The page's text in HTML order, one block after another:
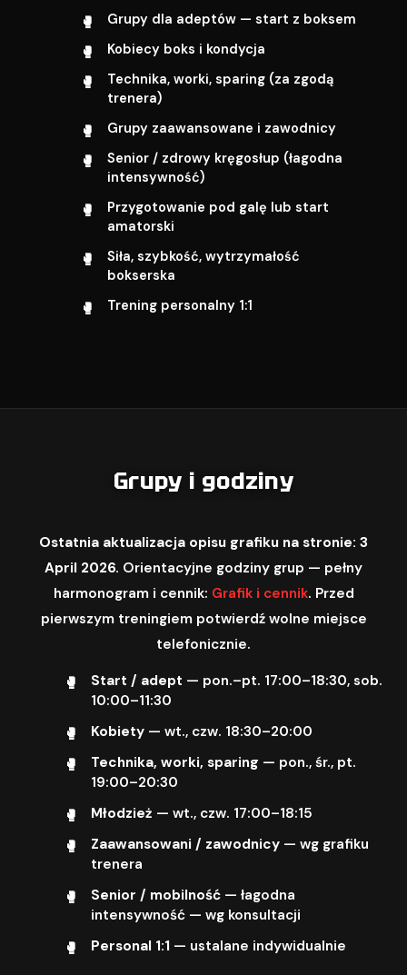
Grupy dla adeptów — start z boksem
Kobiecy boks i kondycja
Technika, worki, sparing (za zgodą
trenera)
Grupy zaawansowane i zawodnicy
Senior / zdrowy kręgosłup (łagodna
intensywność)
Przygotowanie pod galę lub start
amatorski
Siła, szybkość, wytrzymałość
bokserska
Trening personalny 1:1
Grupy i godziny
Ostatnia aktualizacja opisu grafiku na stronie: 3
April 2026. Orientacyjne godziny grup — pełny
harmonogram i cennik: Grafik i cennik. Przed
pierwszym treningiem potwierdź wolne miejsce
telefonicznie.
Start / adept — pon.–pt. 17:00–18:30, sob.
10:00–11:30
Kobiety— wt., czw. 18:30–20:00
Technika, worki, sparing — pon., śr., pt.
19:00–20:30
Młodzież — wt., czw. 17:00–18:15
Zaawansowani / zawodnicy— wg grafiku
trenera
Senior / mobilność— łagodna
intensywność — wg konsultacji
Personal 1:1 — ustalane indywidualnie